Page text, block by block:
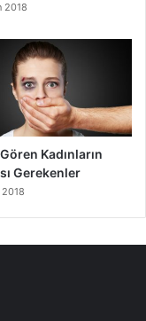
2018
Kadınların
Gerekenler